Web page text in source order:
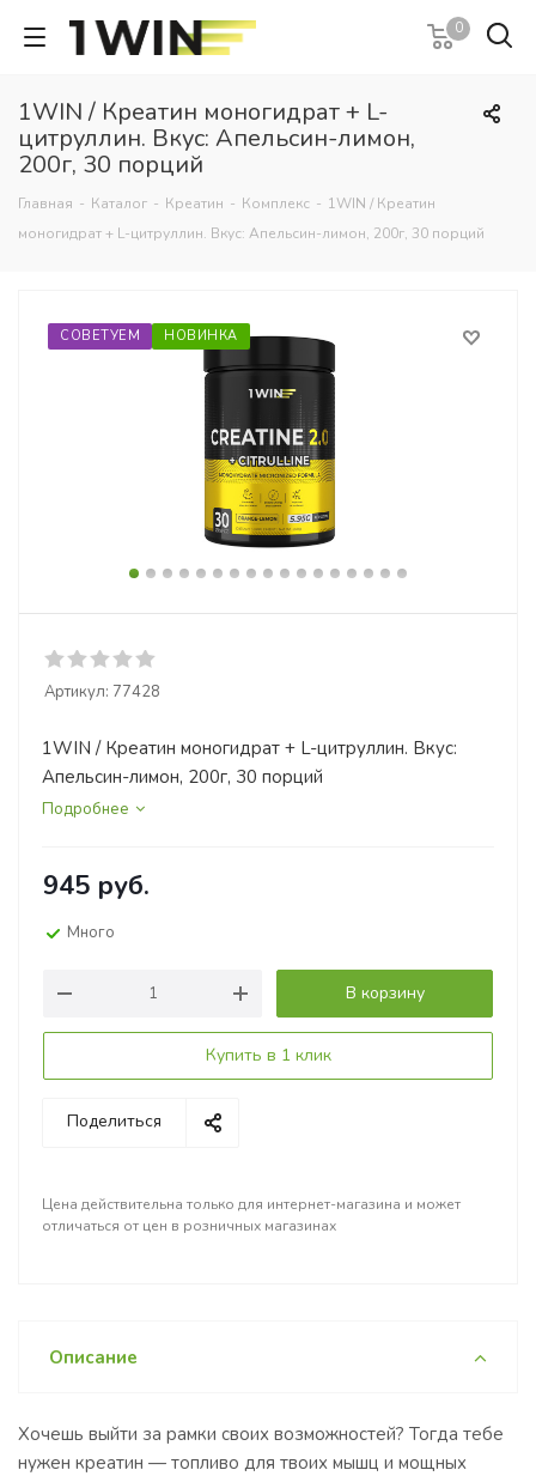
0
1WIN / Креатин моногидрат + L-
цитруллин. Вкус: Апельсин-лимон,
200г, 30 порций
Главная - Каталог - Креатин - Комплекс - 1WIN / Креатин
моногидрат + L-цитруллин. Вкус: Апельсин-лимон, 200г, 30 порций
СОВЕТУЕМ НОВИНКА
Артикул: 77428
1WIN / Креатин моногидрат + L-цитруллин. Вкус:
Апельсин-лимон, 200г, 30 порций
Подробнее
945 руб.
Много
В корзину
Купить в 1 клик
Поделиться
Цена действительна только для интернет-магазина и может
отличаться от цен в розничных магазинах
Описание
Хочешь выйти за рамки своих возможностей? Тогда тебе
нужен креатин — топливо для твоих мышц и мощных